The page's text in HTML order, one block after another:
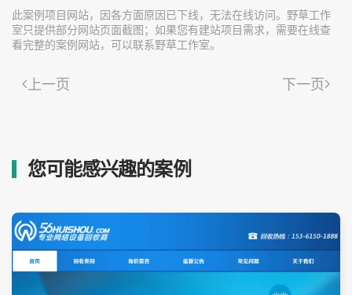
此案例项目网站，因各方面原因已下线，无法在线访问。野草工作
室只提供部分网站页面截图；如果您有建站项目需求，需要在线查
看完整的案例网站，可以联系野草工作室。
上一页 下一页
您可能感兴趣的案例